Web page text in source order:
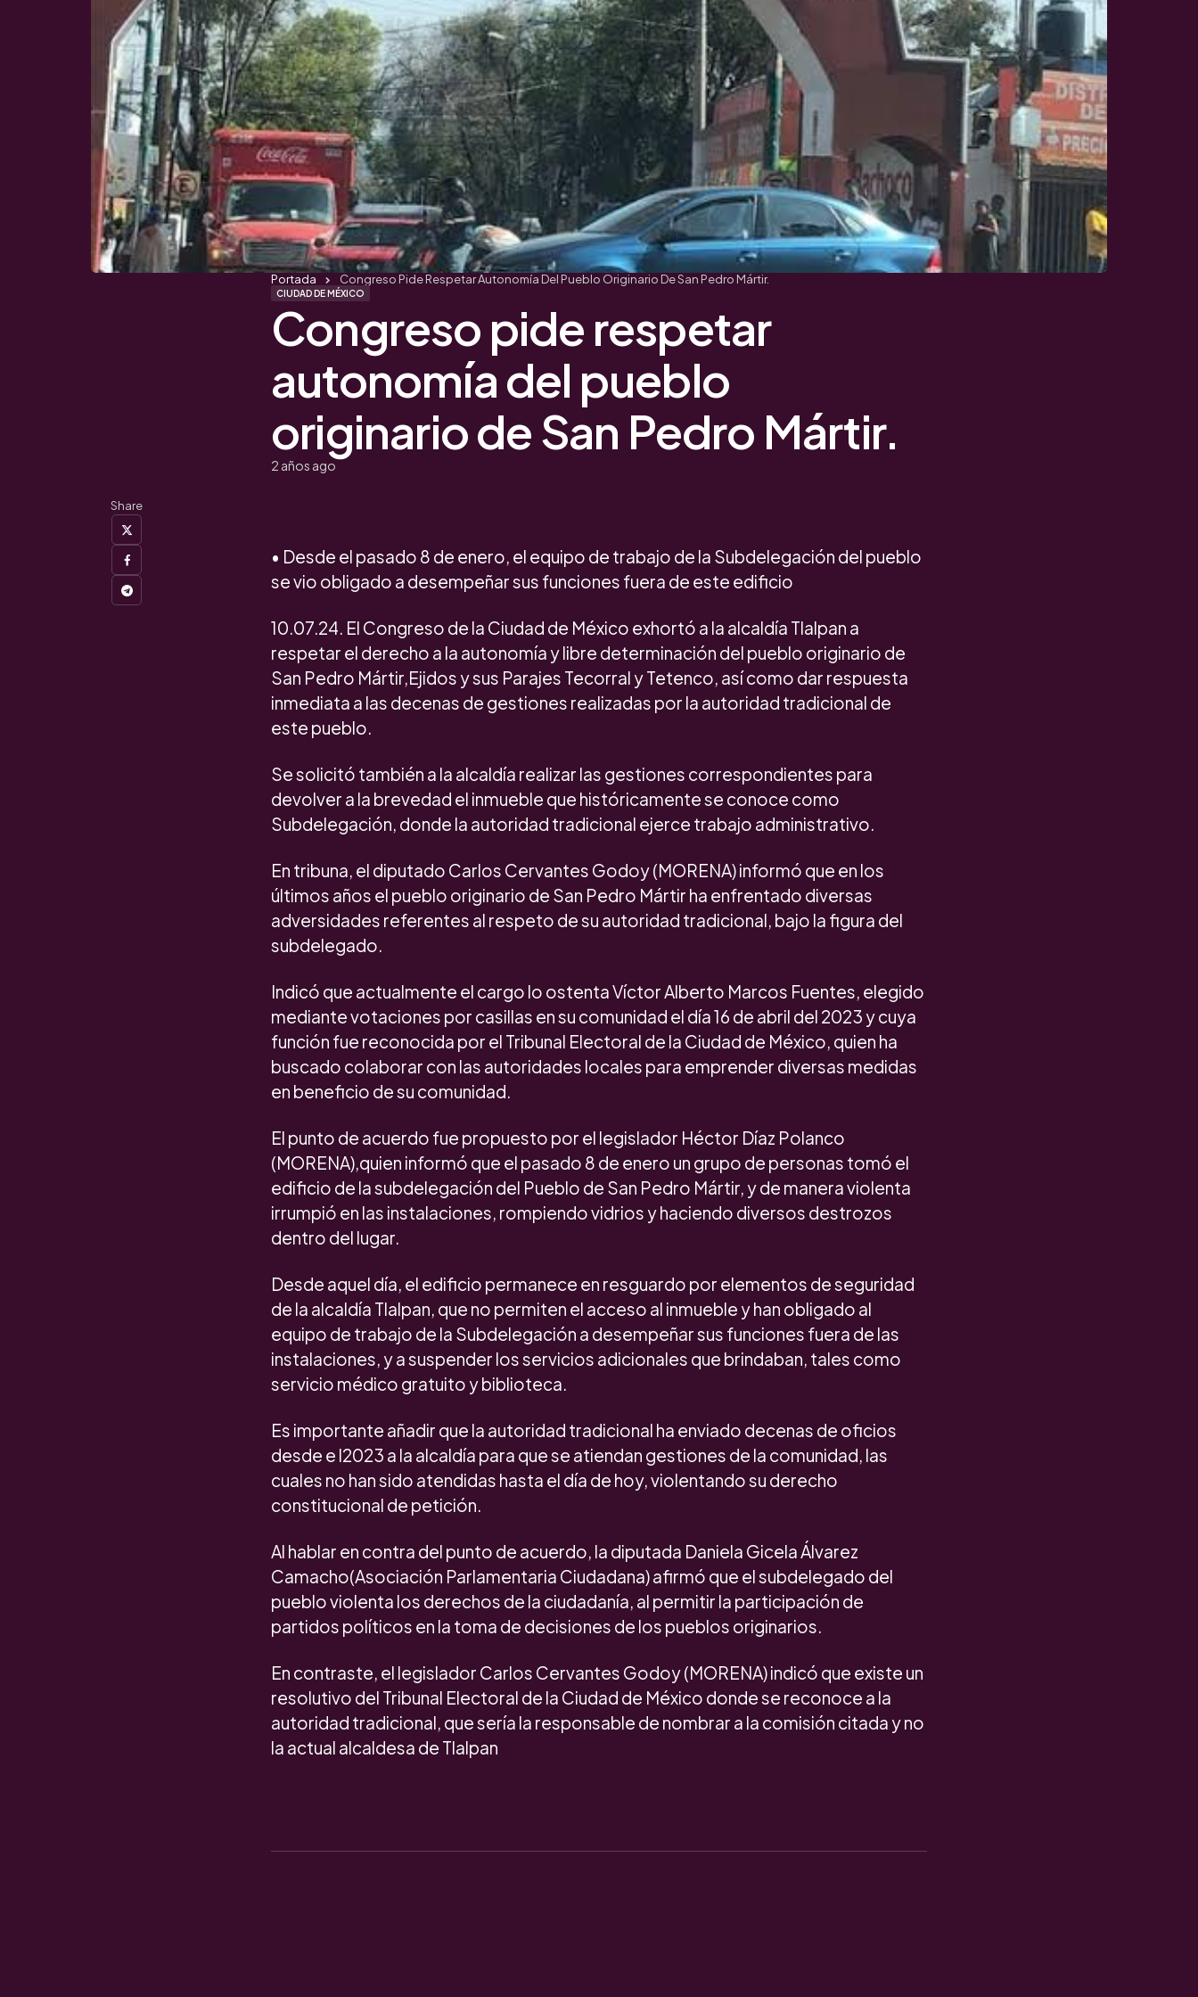
CIUDAD DE MÉXICO
Congreso pide respetar
autonomía del pueblo
originario de San Pedro Mártir.
2 años ago
Portada Congreso Pide Respetar Autonomía Del Pueblo Originario De San Pedro Mártir.
Share
• Desde el pasado 8 de enero, el equipo de trabajo de la Subdelegación del pueblo
se vio obligado a desempeñar sus funciones fuera de este edificio
10.07.24. El Congreso de la Ciudad de México exhortó a la alcaldía Tlalpan a
respetar el derecho a la autonomía y libre determinación del pueblo originario de
San Pedro Mártir,Ejidos y sus Parajes Tecorral y Tetenco, así como dar respuesta
inmediata a las decenas de gestiones realizadas por la autoridad tradicional de
este pueblo.
Se solicitó también a la alcaldía realizar las gestiones correspondientes para
devolver a la brevedad el inmueble que históricamente se conoce como
Subdelegación, donde la autoridad tradicional ejerce trabajo administrativo.
En tribuna, el diputado Carlos Cervantes Godoy (MORENA) informó que en los
últimos años el pueblo originario de San Pedro Mártir ha enfrentado diversas
adversidades referentes al respeto de su autoridad tradicional, bajo la figura del
subdelegado.
Indicó que actualmente el cargo lo ostenta Víctor Alberto Marcos Fuentes, elegido
mediante votaciones por casillas en su comunidad el día 16 de abril del 2023 y cuya
función fue reconocida por el Tribunal Electoral de la Ciudad de México, quien ha
buscado colaborar con las autoridades locales para emprender diversas medidas
en beneficio de su comunidad.
El punto de acuerdo fue propuesto por el legislador Héctor Díaz Polanco
(MORENA),quien informó que el pasado 8 de enero un grupo de personas tomó el
edificio de la subdelegación del Pueblo de San Pedro Mártir, y de manera violenta
irrumpió en las instalaciones, rompiendo vidrios y haciendo diversos destrozos
dentro del lugar.
Desde aquel día, el edificio permanece en resguardo por elementos de seguridad
de la alcaldía Tlalpan, que no permiten el acceso al inmueble y han obligado al
equipo de trabajo de la Subdelegación a desempeñar sus funciones fuera de las
instalaciones, y a suspender los servicios adicionales que brindaban, tales como
servicio médico gratuito y biblioteca.
Es importante añadir que la autoridad tradicional ha enviado decenas de oficios
desde e l2023 a la alcaldía para que se atiendan gestiones de la comunidad, las
cuales no han sido atendidas hasta el día de hoy, violentando su derecho
constitucional de petición.
Al hablar en contra del punto de acuerdo, la diputada Daniela Gicela Álvarez
Camacho(Asociación Parlamentaria Ciudadana) afirmó que el subdelegado del
pueblo violenta los derechos de la ciudadanía, al permitir la participación de
partidos políticos en la toma de decisiones de los pueblos originarios.
En contraste, el legislador Carlos Cervantes Godoy (MORENA) indicó que existe un
resolutivo del Tribunal Electoral de la Ciudad de México donde se reconoce a la
autoridad tradicional, que sería la responsable de nombrar a la comisión citada y no
la actual alcaldesa de Tlalpan